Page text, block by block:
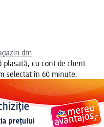
dm
plasată, cu cont de client
selectat în 60 minute.
prețului